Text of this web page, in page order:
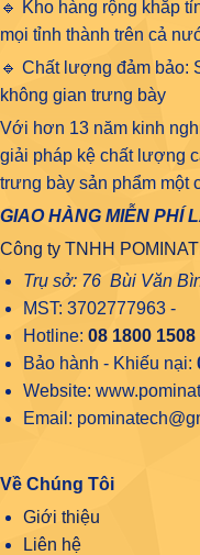
🔹 Kho hàng rộng khắp
mọi tỉnh thành trên cả
🔹 Chất lượng đảm bảo:
không gian trưng bày
Với hơn 13 năm kinh
giải pháp kệ chất lượng
trưng bày sản phẩm một
GIAO HÀNG MIỄN PHÍ
Công ty TNHH
Trụ sở: 76 Bùi Văn
MST: 3702777963 -
Hotline: 08 1800 1508
Bảo hành - Khiếu nại:
Website:
Email:
Về Chúng Tôi
Giới thiệu
Liên hệ